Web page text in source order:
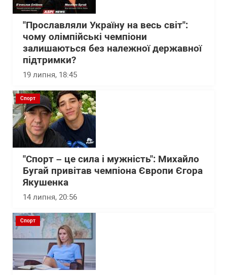
"Прославляли Україну на весь світ":
чому олімпійські чемпіони
залишаються без належної державної
підтримки?
19 липня, 18:45
Спорт
"Спорт – це сила і мужність": Михайло
Бугай привітав чемпіона Європи Єгора
Якушенка
14 липня, 20:56
Спорт